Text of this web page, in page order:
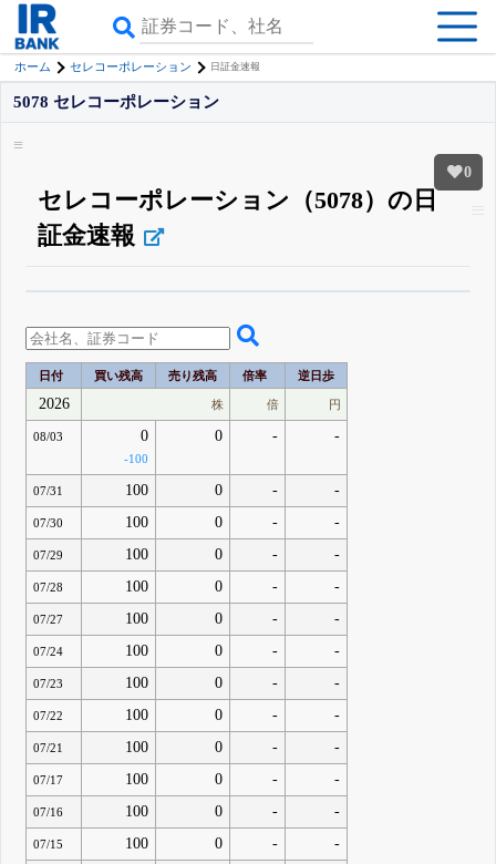
ホーム セレコーポレーション 日証金速報
0
5078 セレコーポレーション
セレコーポレーション（5078）の日
証金速報
見られる
無料でβ版をはじめる
登録すると永久30%OFFと米株版の先行利用も付きます
日付 買い残高 売り残高 倍率 逆日歩
2026 株 倍 円
08/03 0
-100
0 - -
07/31 100 0 - -
07/30 100 0 - -
07/29 100 0 - -
07/28 100 0 - -
07/27 100 0 - -
07/24 100 0 - -
07/23 100 0 - -
07/22 100 0 - -
07/21 100 0 - -
07/17 100 0 - -
07/16 100 0 - -
07/15 100 0 - -